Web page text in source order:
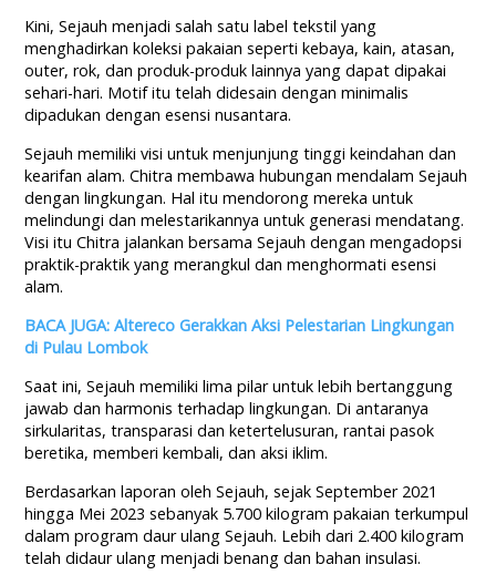
Kini, Sejauh menjadi salah satu label tekstil yang
menghadirkan koleksi pakaian seperti kebaya, kain, atasan,
outer, rok, dan produk-produk lainnya yang dapat dipakai
sehari-hari. Motif itu telah didesain dengan minimalis
dipadukan dengan esensi nusantara.
Sejauh memiliki visi untuk menjunjung tinggi keindahan dan
kearifan alam. Chitra membawa hubungan mendalam Sejauh
dengan lingkungan. Hal itu mendorong mereka untuk
melindungi dan melestarikannya untuk generasi mendatang.
Visi itu Chitra jalankan bersama Sejauh denganmengadopsi
praktik-praktik yang merangkul dan menghormati esensi
alam.
BACA JUGA: Altereco Gerakkan Aksi Pelestarian Lingkungan
di Pulau Lombok
Saat ini, Sejauh memiliki lima pilar untuk lebih bertanggung
jawab dan harmonis terhadap lingkungan. Di antaranya
sirkularitas, transparasi dan ketertelusuran, rantai pasok
beretika, memberi kembali, dan aksi iklim.
Berdasarkan laporan oleh Sejauh, sejak September 2021
hingga Mei 2023 sebanyak 5.700 kilogram pakaian terkumpul
dalam program daur ulang Sejauh. Lebih dari 2.400 kilogram
telah didaur ulang menjadi benang dan bahan insulasi.